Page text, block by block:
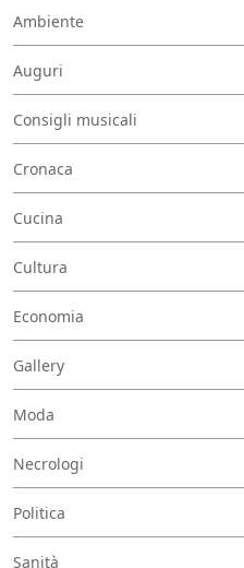
Ambiente
Auguri
Consigli musicali
Cronaca
Cucina
Cultura
Economia
Gallery
Moda
Necrologi
Politica
Sanità